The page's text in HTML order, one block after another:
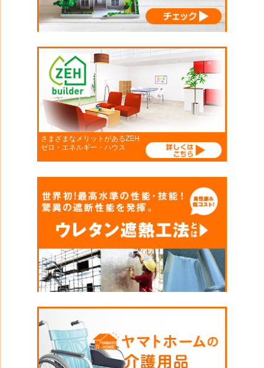
さまざまなメリットがあるZEH
ゼロ・エネルギー・ハウス